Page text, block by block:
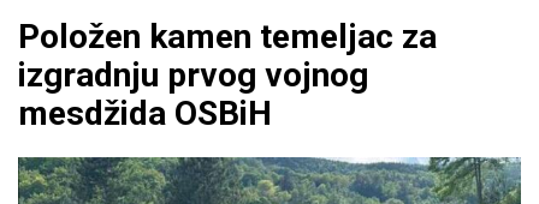
Položen kamen temeljac za
izgradnju prvog vojnog
mesdžida OSBiH